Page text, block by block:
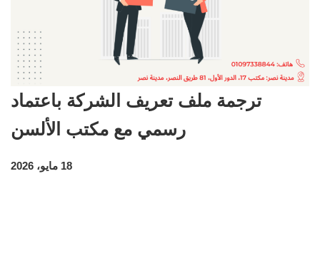
ترجمة ملف تعريف الشركة باعتماد
رسمي مع مكتب الألسن
18 مايو، 2026